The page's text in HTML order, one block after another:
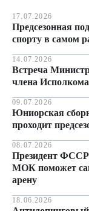
17.07.2026
Предсезонная
спорту в самом
14.07.2026
Встреча
члена
09.07.2026
Юниорская
проходит
08.07.2026
Президент ФССР
МОК поможет
арену
18.06.2026